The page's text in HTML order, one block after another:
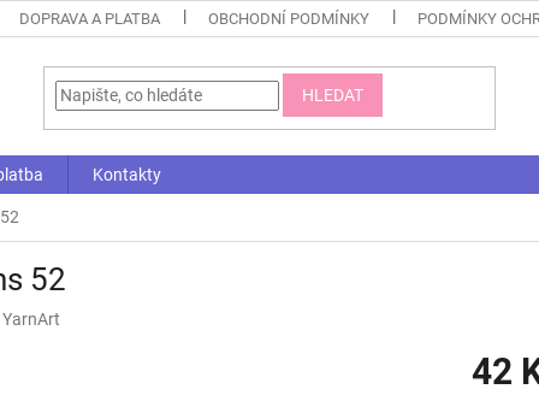
DOPRAVA A PLATBA OBCHODNÍ PODMÍNKY PODMÍNKY
HLEDAT
Kontakty
52
YarnArt
42